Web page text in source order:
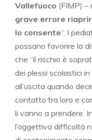
Vallefuoco (FIMP)
grave errore
lo consente“. I
possano favorire la
che “il rischio è
dei plessi scolastici
all’uscita quando
contatto tra loro e
li vanno a prendere.
l’oggettiva difficoltà